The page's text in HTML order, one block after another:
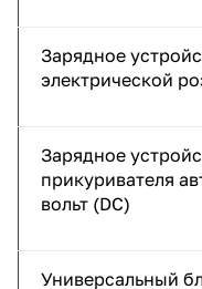
Зарядное
электрической
Зарядное
прикуривателя
вольт (DC)
Универсальный